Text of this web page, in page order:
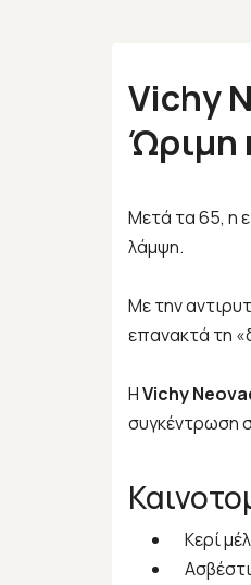
Vichy
Ώριμη
Μετά τα 65, η
λάμψη.
Με την
επανακτά τη
ΗVichy
συγκέντρωση
Κερί